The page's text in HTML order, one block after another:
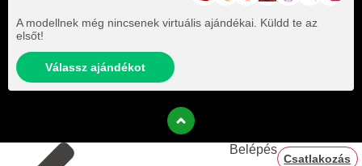
A modellnek még nincsenek virtuális ajándékai. Küldd te az
elsőt!
Válassz ajándékot
Belépés
Csatlakozás